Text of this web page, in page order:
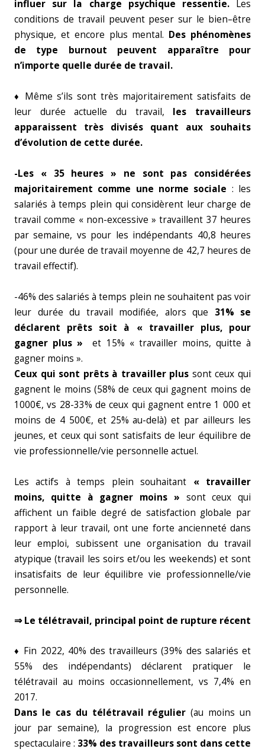
influer sur la charge psychique ressentie.Les
conditions de travail peuvent peser sur le bien–être
physique, et encore plus mental. Des phénomènes
de type burnout peuvent apparaître pour
n’importe quelle durée de travail.
♦ Même s’ils sont très majoritairement satisfaits de
leur durée actuelle du travail, les travailleurs
apparaissent très divisés quant aux souhaits
d’évolution de cette durée.
-Les « 35 heures » ne sont pas considérées
majoritairement comme une norme sociale : les
salariés à temps plein qui considèrent leur charge de
travail comme « non-excessive » travaillent 37 heures
par semaine, vs pour les indépendants 40,8 heures
(pour une durée de travail moyenne de 42,7 heures de
travail effectif).
-46% des salariés à temps plein ne souhaitent pas voir
leur durée du travail modifiée, alors que 31% se
déclarent prêts soit à « travailler plus, pour
gagner plus » et 15% « travailler moins, quitte à
gagner moins ».
Ceux qui sont prêts à travailler plus sont ceux qui
gagnent le moins (58% de ceux qui gagnent moins de
1000€, vs 28-33% de ceux qui gagnent entre 1 000 et
moins de 4 500€, et 25% au-delà) et par ailleurs les
jeunes, et ceux qui sont satisfaits de leur équilibre de
vie professionnelle/vie personnelle actuel.
Les actifs à temps plein souhaitant « travailler
moins, quitte à gagner moins » sont ceux qui
affichent un faible degré de satisfaction globale par
rapport à leur travail, ont une forte ancienneté dans
leur emploi, subissent une organisation du travail
atypique (travail les soirs et/ou les weekends) et sont
insatisfaits de leur équilibre vie professionnelle/vie
personnelle.
⇒ Le télétravail, principal point de rupture récent
♦ Fin 2022, 40% des travailleurs (39% des salariés et
55% des indépendants) déclarent pratiquer le
télétravail au moins occasionnellement, vs 7,4% en
2017.
Dans le cas du télétravail régulier (au moins un
jour par semaine), la progression est encore plus
spectaculaire : 33% des travailleurs sont dans cette